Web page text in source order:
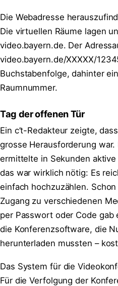
Die Webadresse
Die virtuellen Räume lagen
video.bayern.de. Der
video.bayern.de/XXXXX/
Buchstabenfolge, dahinter
Raumnummer.
Tag der offenen Tür
Ein c’t-Redakteur zeigte,
grosse Herausforderung
ermittelte in Sekunden
das war wirklich nötig: Es
einfach hochzuzählen.
Zugang zu verschiedenen
per Passwort oder Code gab
die Konferenzsoftware, die
herunterladen mussten –
Das System für die
Für die Verfolgung der